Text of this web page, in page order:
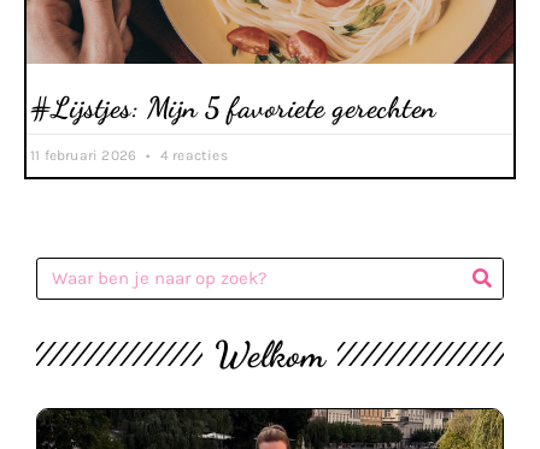
#Lijstjes: Mijn 5 favoriete gerechten
11 februari 2026 4 reacties
Welkom